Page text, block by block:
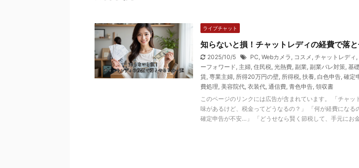
ライブチャット
知らないと損！チャットレディの経費で落
2025/10/5 PC Webカメラ コスメ チャットレディ
ーフォワード 主婦 住民税 光熱費 副業 副業バレ対策 基
賃 専業主婦 所得20万円の壁 所得税 扶養 白色申告 確定
費処理 美容院代 衣装代 通信費 青色申告 領収書
このページのリンクには広告が含まれています。 「チャッ
味があるけど、税金ってどうなるの？」 「何が経費になる
確定申告が不安…」 「どうせなら賢く節税して、手元にお